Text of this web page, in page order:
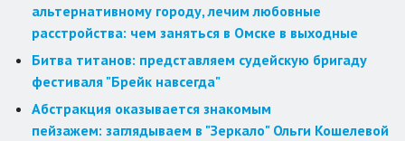
альтернативному городу, лечим любовные
расстройства: чем заняться в Омске в выходные
Битва титанов: представляем судейскую бригаду
фестиваля "Брейк навсегда"
Абстракция оказывается знакомым
пейзажем: заглядываем в "Зеркало" Ольги Кошелевой